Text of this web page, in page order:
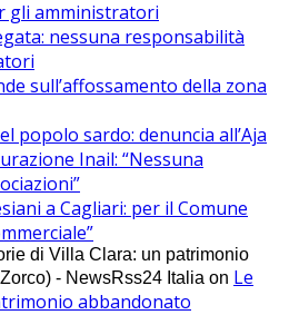
gli amministratori
nessuna responsabilità
sull’affossamento della zona
popolo sardo: denuncia all’Aja
Inail: “Nessuna
a Cagliari: per il Comune
di Villa Clara: un patrimonio
- NewsRss24 Italia on Le
abbandonato